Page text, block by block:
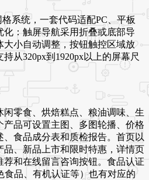
系统，一套代码适配PC、平板
：触屏导航采用折叠或底部导
小自动调整，按钮触控区域放
从320px到1920px以上的屏幕尺
零食、烘焙糕点、粮油调味、生
品可设置主图、多图轮播、价格
食品成分表和质检报告。首页以
品、新品上市和限时特惠，详情页
和在线留言咨询按钮。食品认证
食品、有机认证等）也有对应的